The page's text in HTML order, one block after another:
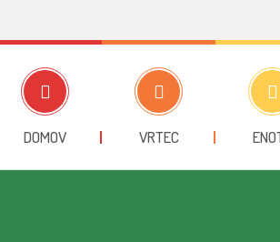
DOMOV VRTEC